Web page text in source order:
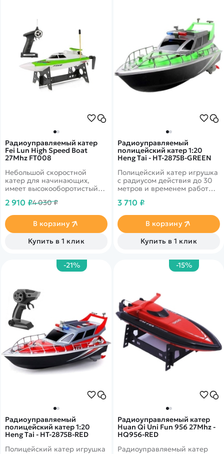
Радиоуправляемый катер
Fei Lun High Speed Boat
27Mhz FT008
Небольшой скоростной
катер для начинающих,
имеет высокооборотистый
лодку до 15 км/ч
2 910 ₽4 030 ₽
В корзину
Купить в 1 клик
Радиоуправляемый
полицейский катер 1:20
Heng Tai - HT-2875B-GREEN
Полицейский катер игрушка
с радиусом действия до 30
метров и временем работы
выполнена в зеленом цвете.
3 710 ₽
В корзину
Купить в 1 клик
-21%
Радиоуправляемый
полицейский катер 1:20
Heng Tai - HT-2875B-RED
Полицейский катер игрушка
-15%
Радиоуправляемый катер
Huan Qi Uni Fun 956 27Mhz -
HQ956-RED
Радиоуправляемый катер